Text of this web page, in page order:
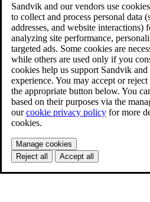
Sandvik and our vendors use
to collect and process personal data
addresses, and website interactions)
analyzing site performance,
targeted ads. Some cookies are
while others are used only if you
cookies help us support Sandvik
experience. You may accept or
the appropriate button below. You
based on their purposes via the
ourcookie privacy policy for more
cookies.
Manage cookies
Reject all
Accept all